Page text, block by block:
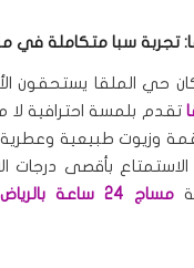
تجربة سبا متكاملة في
حي الملقا يستحقون
تقدم بلمسة احترافية لا
وزيوت طبيعية وعطرية
بأقصى درجات
مساج 24 ساعة بالرياض